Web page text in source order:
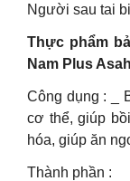
Người sau tai
Thực phẩm
Nam Plus
Công dụng : _
cơ thể, giúp
hóa, giúp ăn
Thành phần :